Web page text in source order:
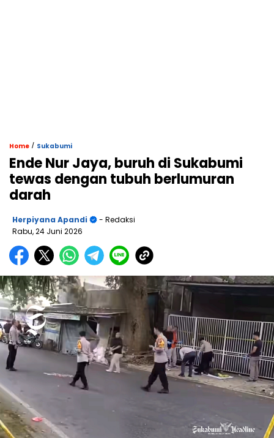
Home / Sukabumi
Ende Nur Jaya, buruh di Sukabumi
tewas dengan tubuh berlumuran
darah
Herpiyana Apandi
- Redaksi
Rabu, 24 Juni 2026